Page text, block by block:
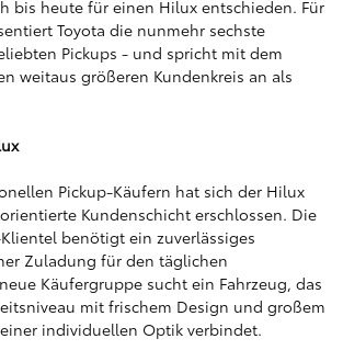
bis heute für einen Hilux entschieden. Für
Toyota die nunmehr sechste
Pickups - und spricht mit dem
weitaus größeren Kundenkreis an als
Pickup-Käufern hat sich der Hilux
Kundenschicht erschlossen. Die
benötigt ein zuverlässiges
Zuladung für den täglichen
Käufergruppe sucht ein Fahrzeug, das
mit frischem Design und großem
individuellen Optik verbindet.